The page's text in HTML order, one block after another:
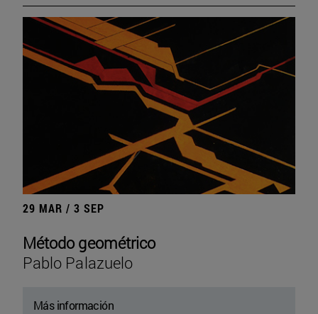
29 MAR / 3 SEP
Método geométrico
Pablo Palazuelo
Más información